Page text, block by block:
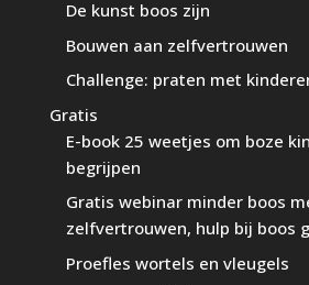
De kunst boos zijn
Bouwen aan zelfvertrouwen
Challenge: praten met
Gratis
E-book 25 weetjes om boze
begrijpen
Gratis webinar minder boos
zelfvertrouwen, hulp bij boos
Proefles wortels en vleugels